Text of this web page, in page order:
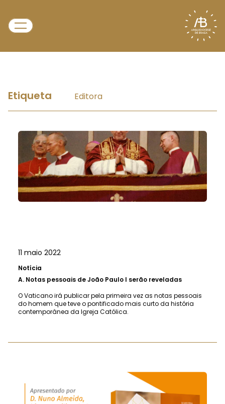
Etiqueta Editora
11 maio 2022
Notícia
A. Notas pessoais de João Paulo I serão reveladas
O Vaticano irá publicar pela primeira vez as notas pessoais
do homem que teve o pontificado mais curto da história
contemporânea da Igreja Católica.